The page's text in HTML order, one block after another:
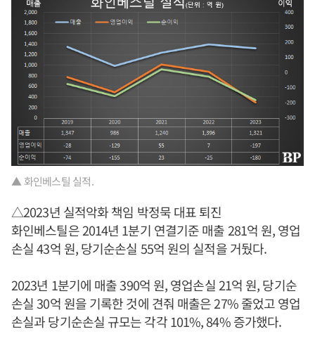
▲ 화인베스틸 실적.
△2023년 실적악화 책임 박정묵 대표 퇴진
화인베스틸은 2014년 1분기 연결기준 매출 281억 원, 영업
손실 43억 원, 당기순손실 55억 원의 실적을 거뒀다.
2023년 1분기에 매출 390억 원, 영업손실 21억 원, 당기순
손실 30억 원을 기록한 것에 견줘 매출은 27% 줄었고 영업
손실과 당기순손실 규모는 각각 101%, 84% 증가했다.